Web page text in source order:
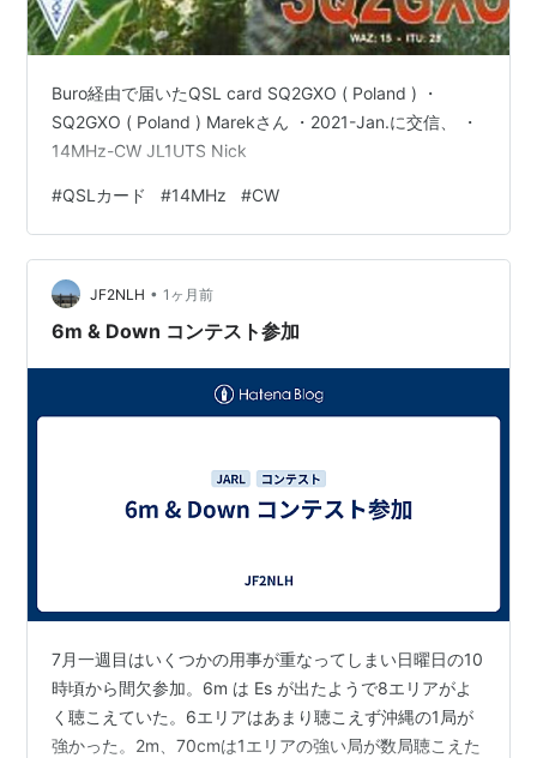
Buro経由で届いたQSL card SQ2GXO ( Poland ) ・
SQ2GXO ( Poland ) Marekさん ・2021-Jan.に交信、 ・
14MHz-CW JL1UTS Nick
#QSLカード #14MHz #CW
JF2NLH • 1ヶ月前
6m & Down コンテスト参加
7月一週目はいくつかの用事が重なってしまい日曜日の10
時頃から間欠参加。6m は Es が出たようで8エリアがよ
く聴こえていた。6エリアはあまり聴こえず沖縄の1局が
強かった。2m、70cmは1エリアの強い局が数局聴こえた